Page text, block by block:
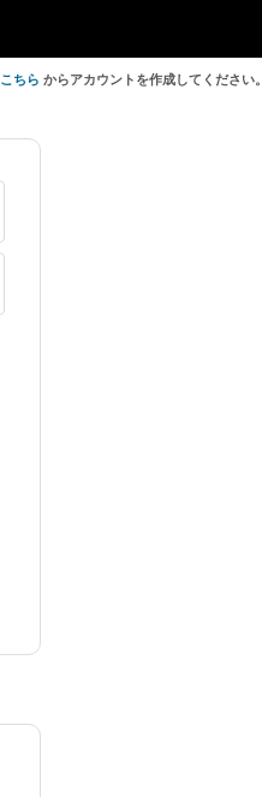
こちら からアカウントを作成してください。